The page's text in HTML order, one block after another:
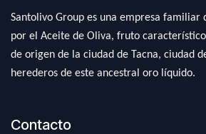
Santolivo Group es una empresa familiar
por el Aceite de Oliva, fruto
de origen de la ciudad de Tacna, ciudad
herederos de este ancestral oro líquido.
Contacto